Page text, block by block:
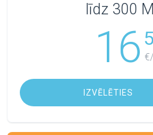
līdz 300
16
IZVĒLĒTIES